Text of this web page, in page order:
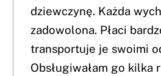
dziewczynę. Każda
zadowolona. Płaci
transportuje je swoimi
Obsługiwałam go kilka